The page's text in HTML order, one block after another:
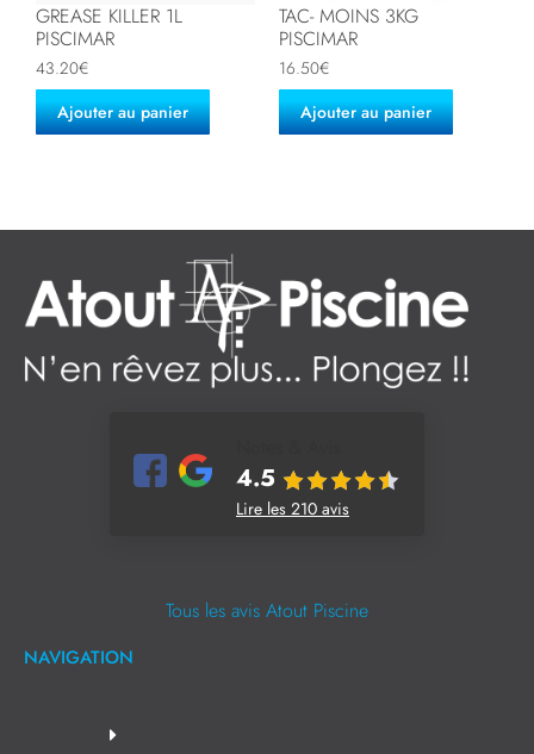
GREASE KILLER 1L
PISCIMAR
43.20€
Ajouter au panier
TAC- MOINS 3KG
PISCIMAR
16.50€
Ajouter au panier
4.5
Lire les 210 avis
Tous les avis Atout Piscine
NAVIGATION